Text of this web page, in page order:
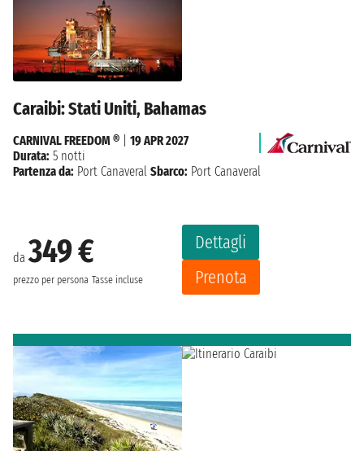
Caraibi: Stati Uniti, Bahamas
da349 €
prezzo per persona Tasse incluse
Dettagli
Prenota
CARNIVAL FREEDOM ®
19 APR 2027
Durata: 5 notti
Partenza da: Port Canaveral Sbarco: Port Canaveral